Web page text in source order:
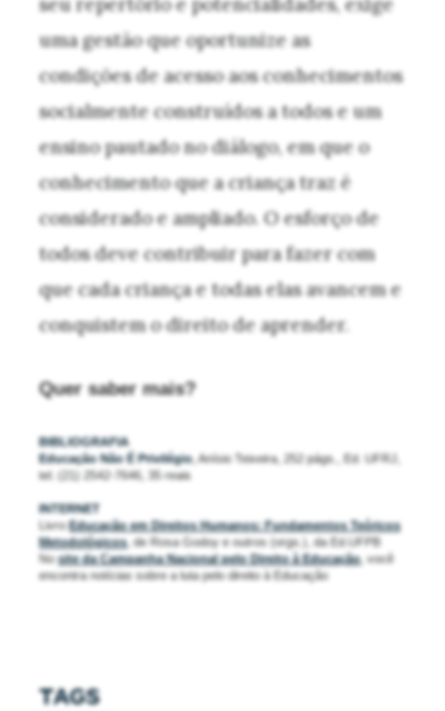
uma gestão que oportunize as
condições de acesso aos conhecimentos
socialmente construídos a todos e um
ensino pautado no diálogo, em que o
conhecimento que a criança traz é
considerado e ampliado. O esforço de
todos deve contribuir para fazer com
que cada criança e todas elas avancem e
conquistem o direito de aprender.
Quer saber mais?
BIBLIOGRAFIA
Educação Não É Privilégio, Anísio Teixeira, 252 págs., Ed. UFRJ,
tel. (21) 2542-7646, 35 reais
INTERNET
LivroEducação em Direitos Humanos: Fundamentos Teóricos
Metodológicos, de Rosa Godoy e outros (orgs.), da Ed.UFPB
Nosite da Campanha Nacional pelo Direito à Educação, você
encontra notícias sobre a luta pelo direito à Educação
TAGS